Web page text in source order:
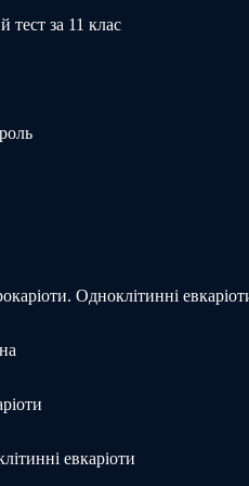
тест за 11 клас
Одноклітинні
евкаріоти